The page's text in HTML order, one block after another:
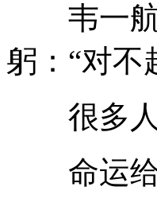
韦一航
躬：“对
很多人
命运给